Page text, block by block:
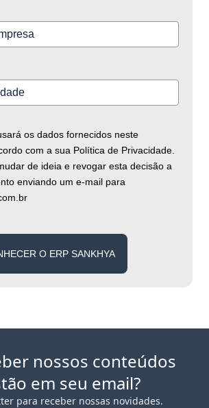
os dados fornecidos neste
com a sua Política de Privacidade.
de ideia e revogar esta decisão a
enviando um e-mail para
O ERP SANKHYA
nossos conteúdos
em seu email?
para receber nossas novidades.